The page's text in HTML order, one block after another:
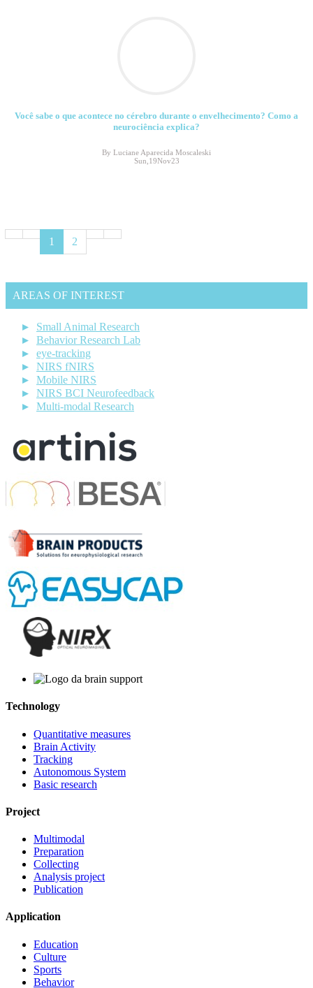
Você sabe o que acontece no cérebro durante o envelhecimento? Como a
neurociência explica?
By Luciane Aparecida Moscaleski
Sun,19Nov23
1 2
AREAS OF INTEREST
Small Animal Research
Behavior Research Lab
eye-tracking
NIRS fNIRS
Mobile NIRS
NIRS BCI Neurofeedback
Multi-modal Research
Technology
Quantitative measures
Brain Activity
Tracking
Autonomous System
Basic research
Project
Multimodal
Preparation
Collecting
Analysis project
Publication
Application
Education
Culture
Sports
Behavior